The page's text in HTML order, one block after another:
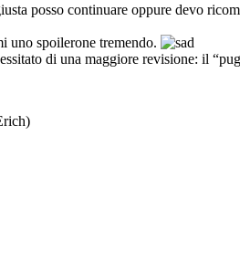
posso continuare oppure devo
uno spoilerone tremendo.
di una maggiore revisione: il